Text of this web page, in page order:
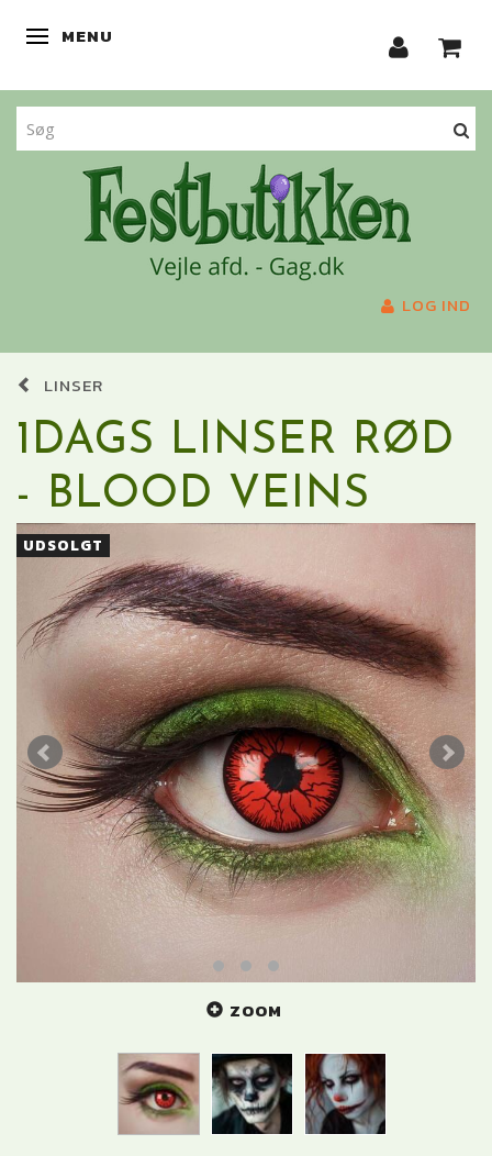
SKIFTE NAVIGATION
MENU
LOG IND
LINSER
1DAGS LINSER RØD
- BLOOD VEINS
UDSOLGT
ZOOM